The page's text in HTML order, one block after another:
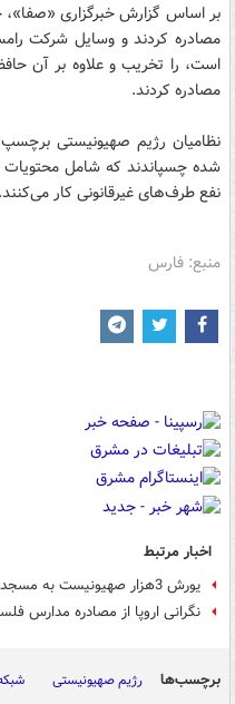
بر اساس گزارش خبرگزاری «صفا»،
مصادره کردند و وسایل شرکت
مصادره کردند.
نظامیان رژیم صهیونیستی
شده چسپاندند که شامل محتویات
نفع طرف‌های غیرقانونی کار می‌کنند.
منبع: فارس
اخبار مرتبط
یورش 3هزار صهیونیست به مسجد ابراهیمی
نگرانی اروپا از مصادره مدارس
برچسب‌ها رژیم صهیونیستی